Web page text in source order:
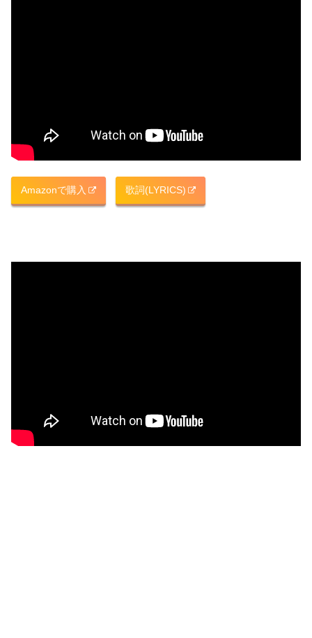
Amazonで購入 歌詞(LYRICS)